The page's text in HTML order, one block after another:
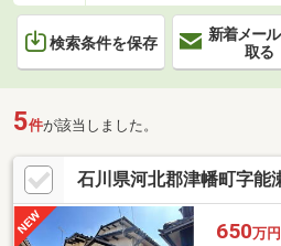
検索条件を保存
新着メー
取る
5件が該当しました。
石川県河北郡津幡町字能
650万円